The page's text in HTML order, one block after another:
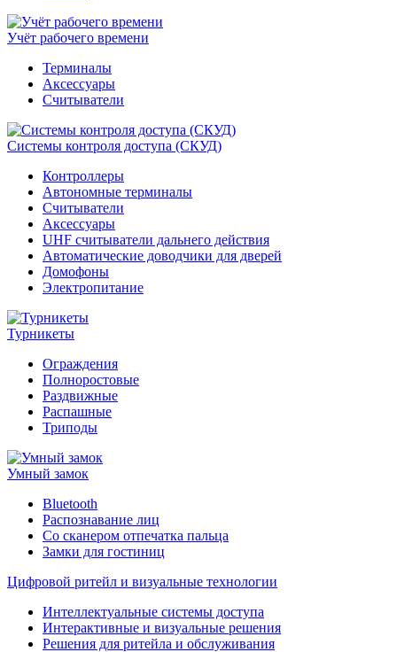
Учёт рабочего времени
Терминалы
Аксессуары
Считыватели
Системы контроля доступа (СКУД)
Контроллеры
Автономные терминалы
Считыватели
Аксессуары
UHF считыватели дальнего действия
Автоматические доводчики для дверей
Домофоны
Электропитание
Турникеты
Ограждения
Полноростовые
Раздвижные
Распашные
Триподы
Умный замок
Bluetooth
Распознавание лиц
Со сканером отпечатка пальца
Замки для гостиниц
Цифровой ритейл и визуальные технологии
Интеллектуальные системы доступа
Интерактивные и визуальные решения
Решения для ритейла и обслуживания